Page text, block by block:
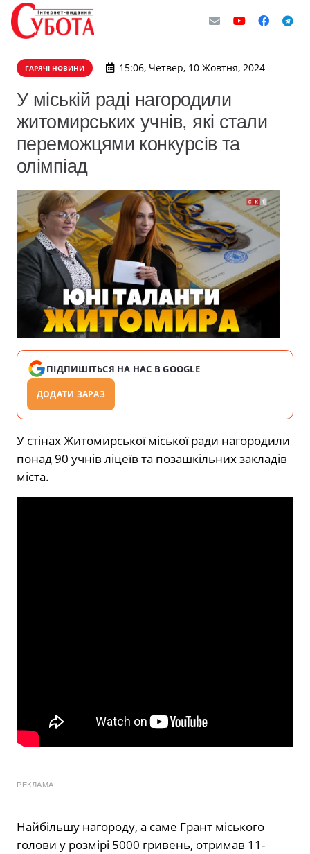
ГАРЯЧІ НОВИНИ 15:06, Четвер, 10 Жовтня, 2024
У міській раді нагородили
житомирських учнів, які стали
переможцями конкурсів та
олімпіад
ПІДПИШІТЬСЯ НА НАС В GOOGLE
ДОДАТИ ЗАРАЗ
У стінах Житомирської міської ради нагородили
понад 90 учнів ліцеїв та позашкільних закладів
міста.
РЕКЛАМА
Найбільшу нагороду, а саме Грант міського
голови у розмірі 5000 гривень, отримав 11-